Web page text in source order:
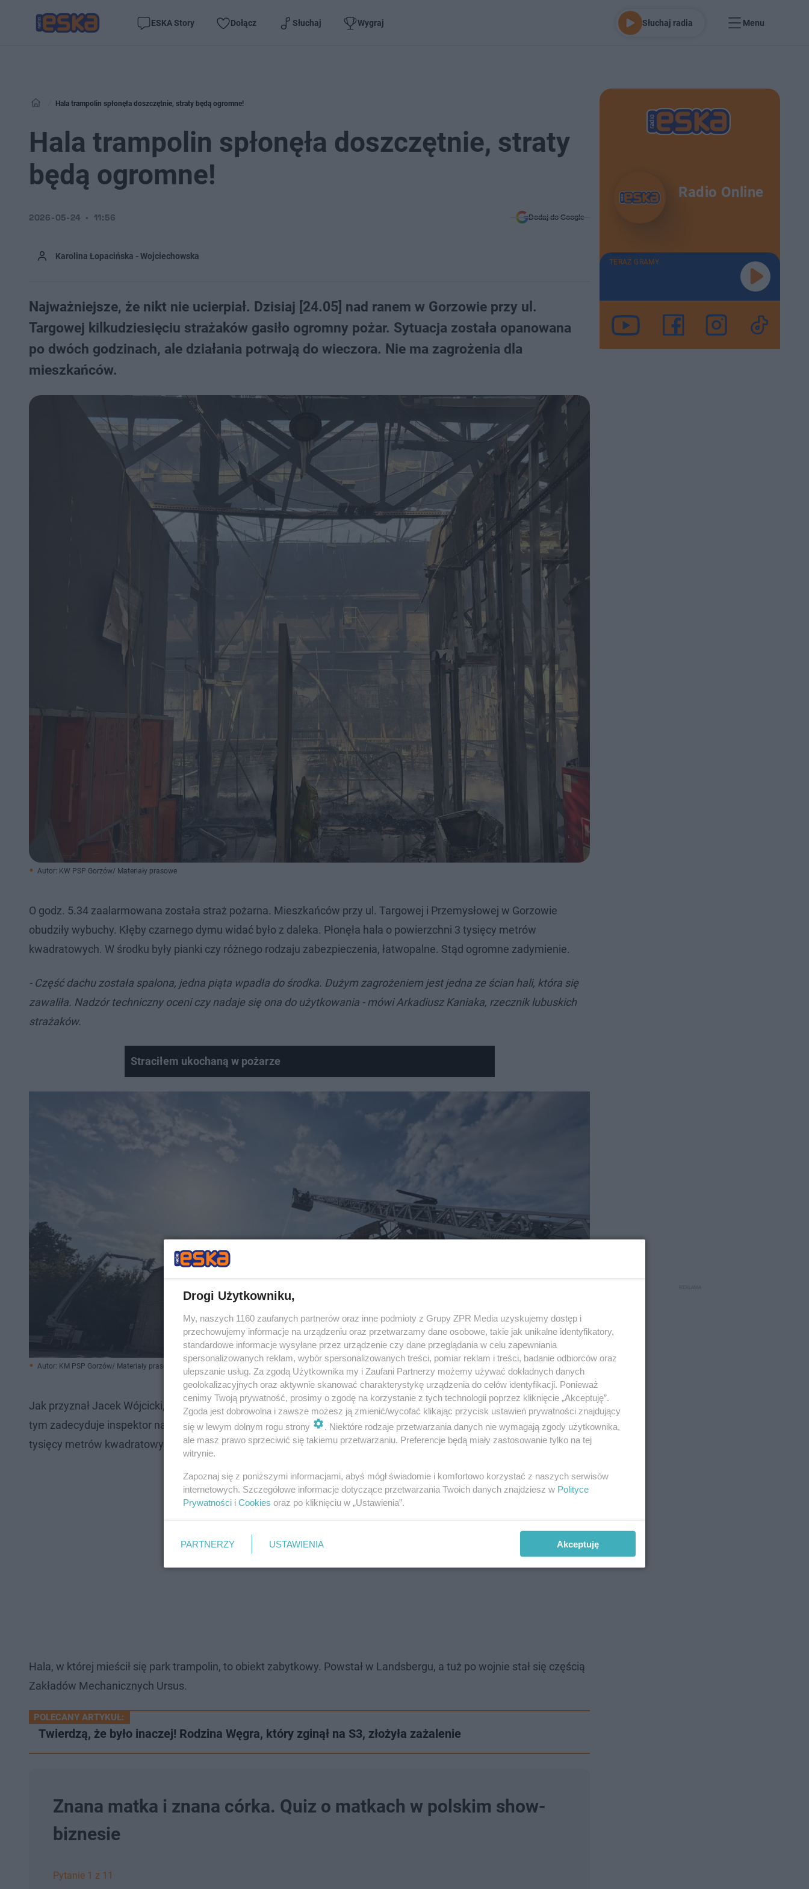
ESKA Story Dołącz Słuchaj Wygraj Słuchaj radia Menu
Hala trampolin spłonęła doszczętnie, straty będą ogromne!
Hala trampolin spłonęła doszczętnie, straty
będą ogromne!
Karolina Łopacińska - Wojciechowska
2026-05-24 11:56 Dodaj do Google
Najważniejsze, że nikt nie ucierpiał. Dzisiaj [24.05] nad ranem w Gorzowie przy ul.
Targowej kilkudziesięciu strażaków gasiło ogromny pożar. Sytuacja została opanowana
po dwóch godzinach, ale działania potrwają do wieczora. Nie ma zagrożenia dla
mieszkańców.
Autor: KW PSP Gorzów/ Materiały prasowe
O godz. 5.34 zaalarmowana została straż pożarna. Mieszkańców przy ul. Targowej i Przemysłowej w Gorzowie
obudziły wybuchy. Kłęby czarnego dymu widać było z daleka. Płonęła hala o powierzchni 3 tysięcy metrów
kwadratowych. W środku były pianki czy różnego rodzaju zabezpieczenia, łatwopalne. Stąd ogromne zadymienie.
- Część dachu została spalona, jedna piąta wpadła do środka. Dużym zagrożeniem jest jedna ze ścian hali, która się
zawaliła. Nadzór techniczny oceni czy nadaje się ona do użytkowania - mówi Arkadiusz Kaniaka, rzecznik lubuskich
strażaków.
Straciłem ukochaną w pożarze
Autor: KM PSP Gorzów/ Materiały prasowe
Jak przyznał Jacek Wójcicki, prezydent Gorzowa- z hali zostały zgliszcza i prawdopodobnie zostanie rozebrana. O
tym zadecyduje inspektor nadzoru budowalnego. Pożar zagrażał sąsiednim halom m.in z biurami GRH i GOT-u- to 9
tysięcy metrów kwadratowych. Udało się je uratować, ogień się nie przedostał.
Hala, w której mieścił się park trampolin, to obiekt zabytkowy. Powstał w Landsbergu, a tuż po wojnie stał się częścią
Zakładów Mechanicznych Ursus.
POLECANY ARTYKUŁ:
Twierdzą, że było inaczej! Rodzina Węgra, który zginął na S3, złożyła zażalenie
Znana matka i znana córka. Quiz o matkach w polskim show-
biznesie
Pytanie 1 z 11
Radio Online
TERAZ GRAMY
Drogi Użytkowniku,
My, naszych 1160 zaufanych partnerów oraz inne podmioty z Grupy ZPR Media uzyskujemy dostęp i
przechowujemy informacje na urządzeniu oraz przetwarzamy dane osobowe, takie jak unikalne identyfikatory,
standardowe informacje wysyłane przez urządzenie czy dane przeglądania w celu zapewniania
spersonalizowanych reklam, wybór spersonalizowanych treści, pomiar reklam i treści, badanie odbiorców oraz
ulepszanie usług. Za zgodą Użytkownika my i Zaufani Partnerzy możemy używać dokładnych danych
geolokalizacyjnych oraz aktywnie skanować charakterystykę urządzenia do celów identyfikacji. Ponieważ
cenimy Twoją prywatność, prosimy o zgodę na korzystanie z tych technologii poprzez kliknięcie „Akceptuję”.
Zgoda jest dobrowolna i zawsze możesz ją zmienić/wycofać klikając przycisk ustawień prywatności znajdujący
się w lewym dolnym rogu strony
. Niektóre rodzaje przetwarzania danych nie wymagają zgody użytkownika,
ale masz prawo sprzeciwić się takiemu przetwarzaniu. Preferencje będą miały zastosowanie tylko na tej
witrynie.
Zapoznaj się z poniższymi informacjami, abyś mógł świadomie i komfortowo korzystać z naszych serwisów
internetowych. Szczegółowe informacje dotyczące przetwarzania Twoich danych znajdziesz w Polityce
Prywatności i Cookies oraz po kliknięciu w „Ustawienia”.
PARTNERZY USTAWIENIA Akceptuję